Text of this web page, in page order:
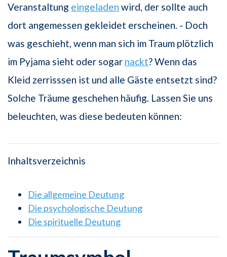
Veranstaltung eingeladen wird, der sollte auch
dort angemessen gekleidet erscheinen. - Doch
was geschieht, wenn man sich im Traum plötzlich
im Pyjama sieht oder sogar nackt? Wenn das
Kleid zerrisssen ist und alle Gäste entsetzt sind?
Solche Träume geschehen häufig. Lassen Sie uns
beleuchten, was diese bedeuten können:
Inhaltsverzeichnis
Die allgemeine Deutung
Die psychologische Deutung
Die spirituelle Deutung